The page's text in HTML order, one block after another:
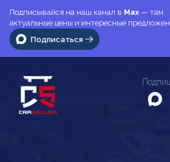
Подписывайся на наш канал в Max — там
актуальные цены и интересные
Подписаться